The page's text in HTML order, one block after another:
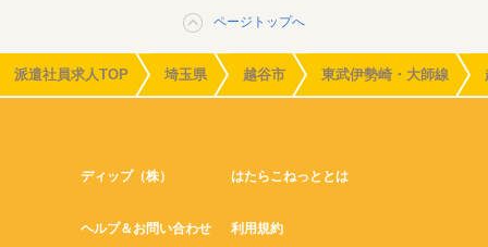
ページトップへ
派遣社員求人TOP 埼玉県 越谷市 東武伊勢崎・大師線
ディップ（株） はたらこねっととは
ヘルプ＆お問い合わせ 利用規約